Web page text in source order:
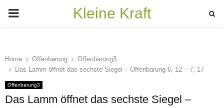
PRIMARY
Kleine Kraft
Home Offenbarung
Offenbarung3
Das Lamm öffnet das sechste Siegel – Offenbarung 6, 12 – 7, 17
Offenbarung3
Das Lamm öffnet das sechste Siegel –